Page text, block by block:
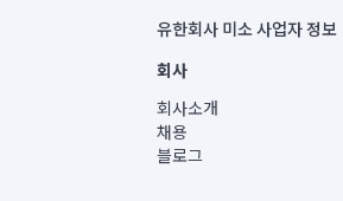
유한회사 미소 사업자 정보
사업자등록번호 : 291-87-
통신판매신고번호 : 2024-서
대표이사 : CHING VICTOR
주소 | 본사: 서울특별시 종
컨택센터 : 서울특별시 종로
회사
회사소개
채용
블로그